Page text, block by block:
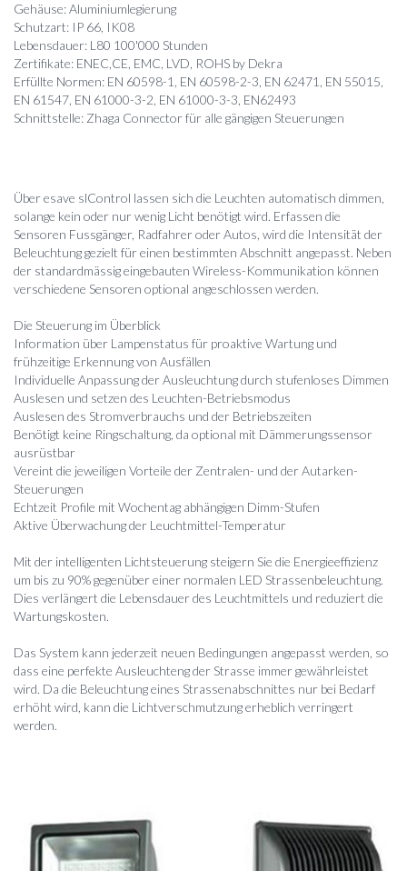
Gehäuse: Aluminiumlegierung
Schutzart: IP 66, IK08
Lebensdauer: L80 100'000 Stunden
Zertifikate: ENEC,CE, EMC, LVD, ROHS by Dekra
Erfüllte Normen: EN 60598-1, EN 60598-2-3, EN 62471, EN 55015,
EN 61547, EN 61000-3-2, EN 61000-3-3, EN62493
Schnittstelle: Zhaga Connector für alle gängigen Steuerungen
Über esave slControl lassen sich die Leuchten automatisch dimmen,
solange kein oder nur wenig Licht benötigt wird. Erfassen die
Sensoren Fussgänger, Radfahrer oder Autos, wird die Intensität der
Beleuchtung gezielt für einen bestimmten Abschnitt angepasst. Neben
der standardmässig eingebauten Wireless-Kommunikation können
verschiedene Sensoren optional angeschlossen werden.
Die Steuerung im Überblick
Information über Lampenstatus für proaktive Wartung und
frühzeitige Erkennung von Ausfällen
Individuelle Anpassung der Ausleuchtung durch stufenloses Dimmen
Auslesen und setzen des Leuchten-Betriebsmodus
Auslesen des Stromverbrauchs und der Betriebszeiten
Benötigt keine Ringschaltung, da optional mit Dämmerungssensor
ausrüstbar
Vereint die jeweiligen Vorteile der Zentralen- und der Autarken-
Steuerungen
Echtzeit Profile mit Wochentag abhängigen Dimm-Stufen
Aktive Überwachung der Leuchtmittel-Temperatur
Mit der intelligenten Lichtsteuerung steigern Sie die Energieeffizienz
um bis zu 90% gegenüber einer normalen LED Strassenbeleuchtung.
Dies verlängert die Lebensdauer des Leuchtmittels und reduziert die
Wartungskosten.
Das System kann jederzeit neuen Bedingungen angepasst werden, so
dass eine perfekte Ausleuchteng der Strasse immer gewährleistet
wird. Da die Beleuchtung eines Strassenabschnittes nur bei Bedarf
erhöht wird, kann die Lichtverschmutzung erheblich verringert
werden.